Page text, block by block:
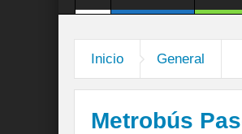
Inicio General
Metrobús